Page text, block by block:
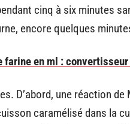
cinq à six minutes
encore quelques
farine en ml :
D’abord, une réaction
caramélisé dans la